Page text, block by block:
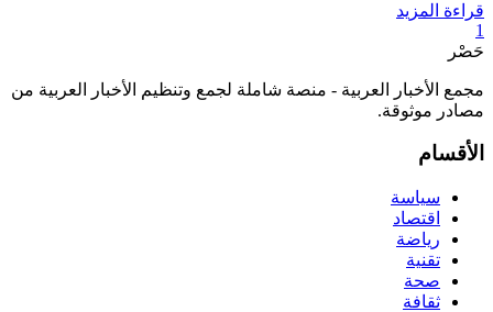
قراءة المزيد
1
حَصْر
مجمع الأخبار العربية - منصة شاملة لجمع وتنظيم الأخبار العربية من
مصادر موثوقة.
الأقسام
سياسة
اقتصاد
رياضة
تقنية
صحة
ثقافة